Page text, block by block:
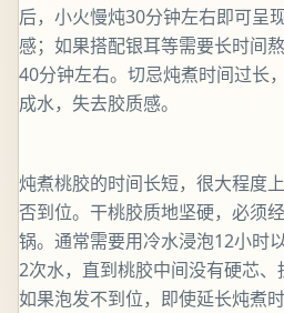
后，小火慢炖30分钟左右即可呈
感；如果搭配银耳等需要长时间
40分钟左右。切忌炖煮时间过长
成水，失去胶质感。
炖煮桃胶的时间长短，很大程度
否到位。干桃胶质地坚硬，必须
锅。通常需要用冷水浸泡12小时
2次水，直到桃胶中间没有硬芯、
如果泡发不到位，即使延长炖煮